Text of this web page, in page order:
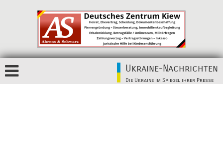
Ukraine-Nachrichten
Die Ukraine im Spiegel ihrer Presse